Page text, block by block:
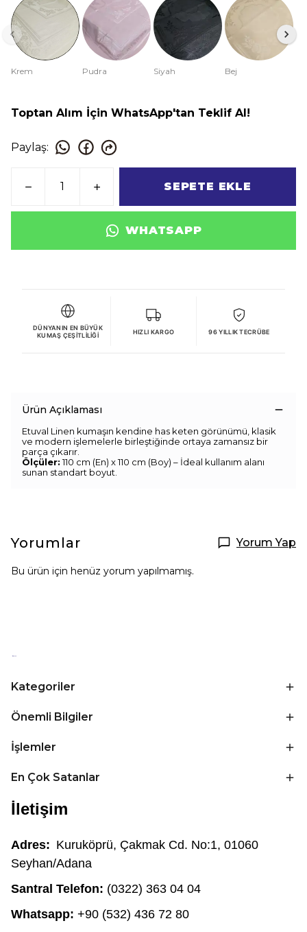
Krem Pudra Siyah Bej
Toptan Alım İçin WhatsApp'tan Teklif Al!
Paylaş:
SEPETE EKLE
WHATSAPP
DÜNYANIN EN BÜYÜK
KUMAŞ ÇEŞITLILIĞI
HIZLI KARGO 96 YILLIK TECRÜBE
Ürün Açıklaması
Etuval Linen kumaşın kendine has keten görünümü, klasik
ve modern işlemelerle birleştiğinde ortaya zamansız bir
parça çıkarır.
Ölçüler:110 cm (En) x 110 cm (Boy) – İdeal kullanım alanı
sunan standart boyut.
Yorumlar Yorum Yap
Bu ürün için henüz yorum yapılmamış.
Kategoriler
Önemli Bilgiler
İşlemler
En Çok Satanlar
İletişim
Adres: Kuruköprü, Çakmak Cd. No:1, 01060
Seyhan/Adana
Santral Telefon: (0322) 363 04 04
Whatsapp: +90 (532) 436 72 80